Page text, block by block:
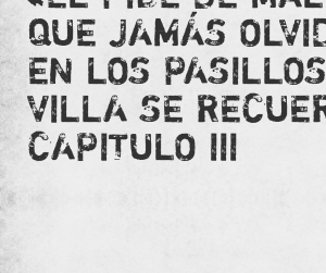
QUE JAMÁS
EN LOS
VILLA SE
CAPITULO III